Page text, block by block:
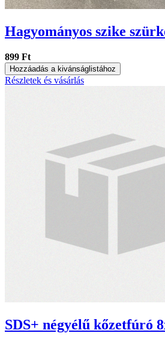
Hagyományos szike
899 Ft
Hozzáadás a kivánságlistához
Részletek és vásárlás
SDS+ négyélű kőzetfúró